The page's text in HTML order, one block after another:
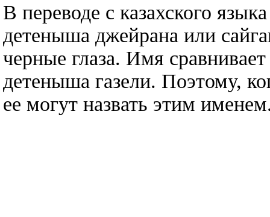
В переводе с казахского
детеныша джейрана или
черные глаза. Имя
детеныша газели. Поэтому,
ее могут назвать этим